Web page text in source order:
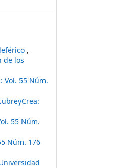
,
de los
Vol. 55 Núm.
55 Núm.
Núm. 176